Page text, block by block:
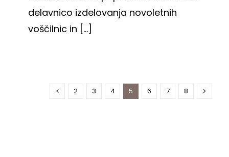
delavnico izdelovanja novoletnih
voščilnic in [...]
2 3 4 5 6 7 8